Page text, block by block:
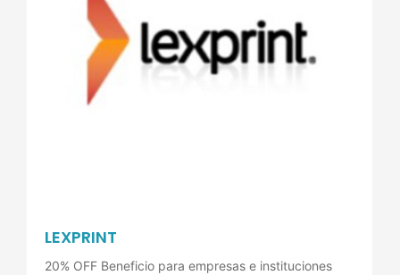
LEXPRINT
20% OFF Beneficio para empresas e instituciones